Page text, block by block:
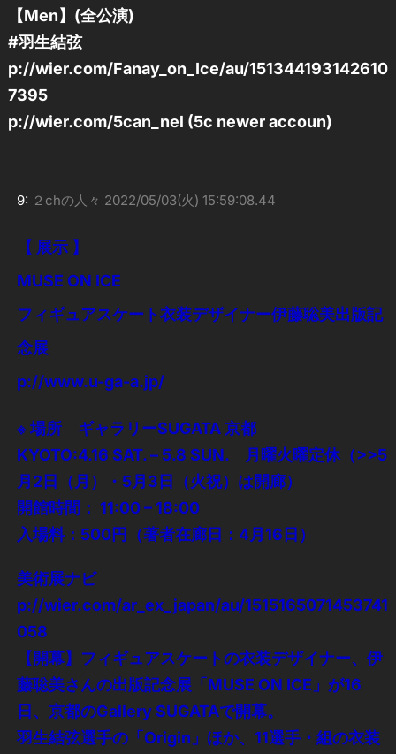
【Men】(全公演)
#羽生結弦
p://wier.com/Fanay_on_Ice/au/151344193142610
7395
p://wier.com/5can_nel (5c newer accoun)
9: ２chの人々 2022/05/03(火) 15:59:08.44
【 展示 】
MUSE ON ICE
フィギュアスケート衣装デザイナー伊藤聡美出版記
念展
p://www.u-ga-a.jp/
※ 場所 ギャラリーSUGATA 京都
KYOTO:4.16 SAT. – 5.8 SUN. 月曜火曜定休（>>5
月2日（月）・5月3日（火祝）は開廊）
開館時間： 11:00 – 18:00
入場料：500円（著者在廊日：4月16日）
美術展ナビ
p://wier.com/ar_ex_japan/au/1515165071453741
058
【開幕】フィギュアスケートの衣装デザイナー、伊
藤聡美さんの出版記念展「MUSE ON ICE」が16
日、京都のGallery SUGATAで開幕。
羽生結弦選手の「Origin」ほか、11選手・組の衣装